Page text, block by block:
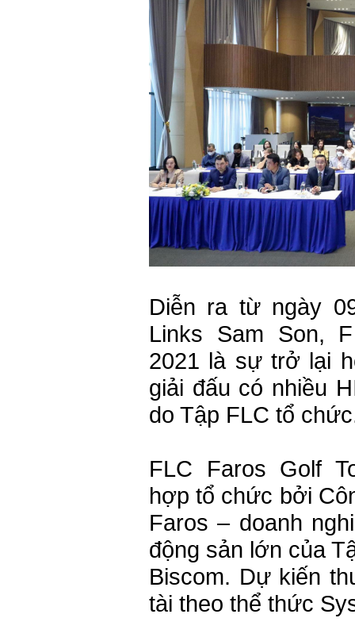
Diễn ra từ ngày
Links Sam Son,
2021 là sự trở lại
giải đấu có nhiều
do Tập FLC tổ
FLC Faros Golf
hợp tổ chức bởi
Faros – doanh
động sản lớn của
Biscom. Dự kiến
tài theo thể thức